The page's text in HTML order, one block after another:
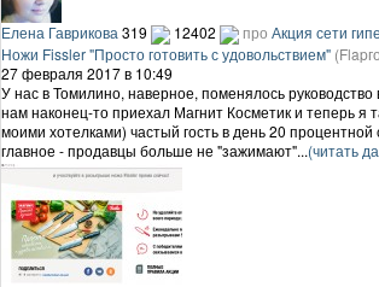
Елена Гаврикова 319 12402 про Акция сети
Ножи Fissler "Просто готовить с удовольствием"
27 февраля 2017 в 10:49
У нас в Томилино, наверное, поменялось руководство
нам наконец-то приехал Магнит Косметик и теперь я
моими хотелками) частый гость в день 20 процентной
главное - продавцы больше не "зажимают"...(читать